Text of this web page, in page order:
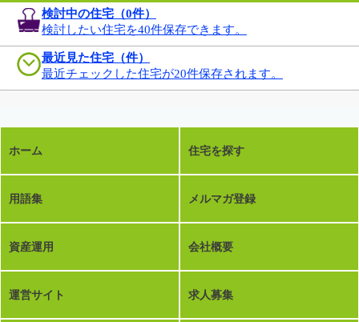
検討中の住宅（0件）
検討したい住宅を40件保存できます。
最近見た住宅（件）
最近チェックした住宅が20件保存されます。
ホーム 住宅を探す
用語集 メルマガ登録
資産運用 会社概要
運営サイト 求人募集